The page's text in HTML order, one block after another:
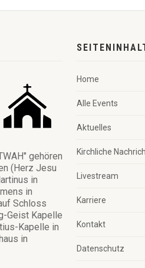
gehören
(Herz Jesu
in
in
Schloss
Geist Kapelle
Kapelle in
in
Home
Alle Events
Aktuelles
Kirchliche
Livestream
Karriere
Kontakt
Datenschutz